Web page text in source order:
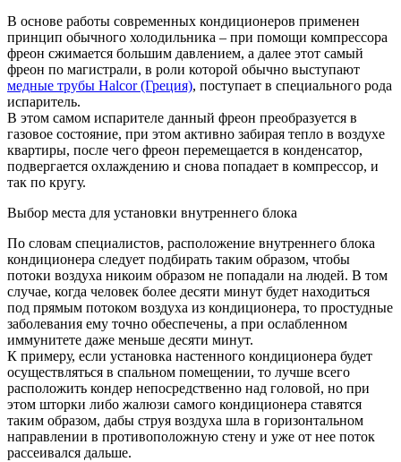
В основе работы современных кондиционеров применен
принцип обычного холодильника – при помощи компрессора
фреон сжимается большим давлением, а далее этот самый
фреон по магистрали, в роли которой обычно выступают
медные трубы Halcor (Греция), поступает в специального рода
испаритель.
В этом самом испарителе данный фреон преобразуется в
газовое состояние, при этом активно забирая тепло в воздухе
квартиры, после чего фреон перемещается в конденсатор,
подвергается охлаждению и снова попадает в компрессор, и
так по кругу.
Выбор места для установки внутреннего блока
По словам специалистов, расположение внутреннего блока
кондиционера следует подбирать таким образом, чтобы
потоки воздуха никоим образом не попадали на людей. В том
случае, когда человек более десяти минут будет находиться
под прямым потоком воздуха из кондиционера, то простудные
заболевания ему точно обеспечены, а при ослабленном
иммунитете даже меньше десяти минут.
К примеру, если установка настенного кондиционера будет
осуществляться в спальном помещении, то лучше всего
расположить кондер непосредственно над головой, но при
этом шторки либо жалюзи самого кондиционера ставятся
таким образом, дабы струя воздуха шла в горизонтальном
направлении в противоположную стену и уже от нее поток
рассеивался дальше.